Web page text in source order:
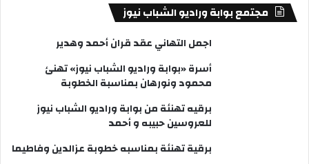
مجتمع بوابة وراديو الشباب نيوز
اجمل التهاني عقد قران أحمد وهدير
أسرة «بوابة وراديو الشباب نيوز» تهنئ
محمود ونورهان بمناسبة الخطوبة
برقيه تهنئة من بوابة وراديو الشباب نيوز
للعروسين حبيبه و أحمد
برقية تهنئة بمناسبه خطوبة عزالدين وفاطيما